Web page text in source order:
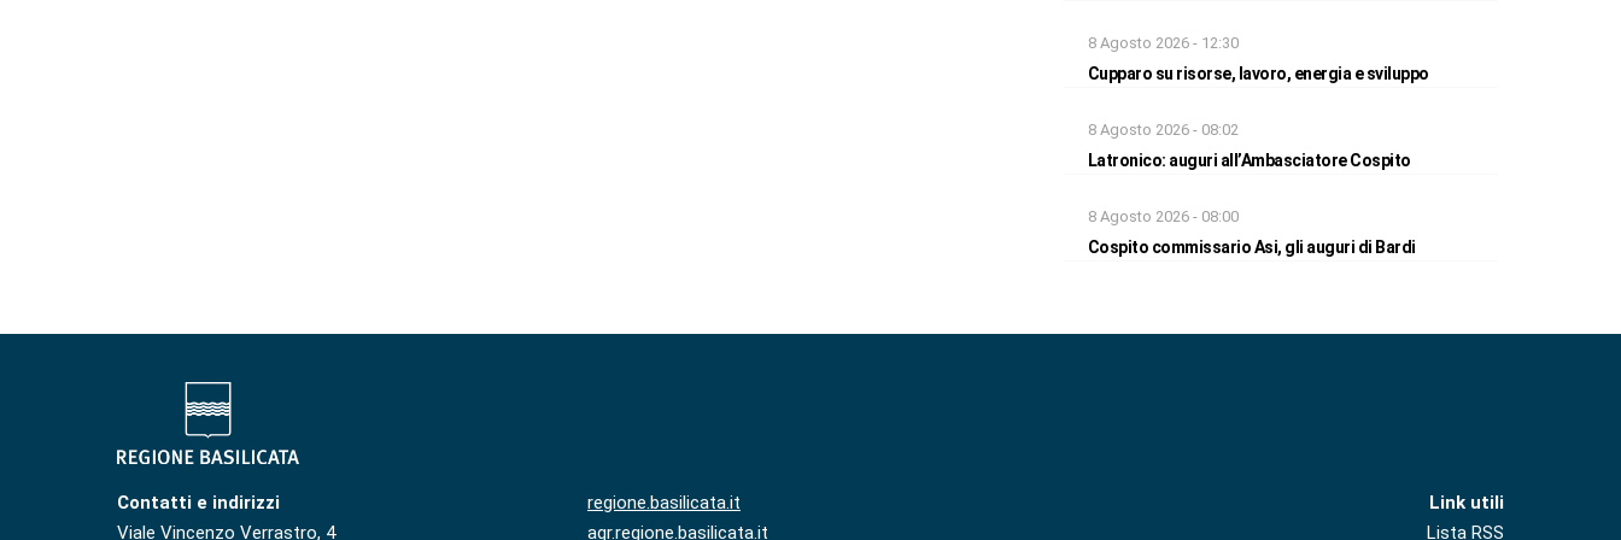
8 Agosto 2026 - 12:30
Cupparo su risorse, lavoro, energia e sviluppo
8 Agosto 2026 - 08:02
Latronico: auguri all’Ambasciatore Cospito
8 Agosto 2026 - 08:00
Cospito commissario Asi, gli auguri di Bardi
Contatti e indirizzi
Viale Vincenzo Verrastro, 4
regione.basilicata.it
agr.regione.basilicata.it
Link utili
Lista RSS